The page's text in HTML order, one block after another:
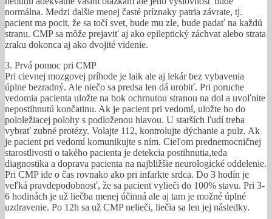
normálna. Medzi dalšie menej časté príznaky patria závrate, tj.
pacient ma pocit, že sa točí svet, bude mu zle, bude padať na každú
stranu. CMP sa môže prejaviť aj ako epileptický záchvat alebo strata
zraku dokonca aj ako dvojité videnie.
3. Prvá pomoc pri CMP
Pri cievnej mozgovej príhode je laik ale aj lekár bez vybavenia
úplne bezradný. Ale niečo sa predsa len dá urobiť. Pri poruche
vedomia pacienta uložte na bok ochrnutou stranou na dol a uvoľnite
nepostihnutú končatinu. Ak je pacient pri vedomí, uložte ho do
pololežiacej polohy s podloženou hlavou. U starších ľudí treba
vybrať zubné protézy. Volajte 112, kontrolujte dýchanie a pulz. Ak
je pacient pri vedomí komunikujte s ním. Cieľom prednemocničnej
starostlivosti o takého pacienta je detekcia postihnutia,teda
diagnostika a doprava pacienta na najbližšie neurologické oddelenie.
Pri CMP ide o čas rovnako ako pri infarkte srdca. Do 3 hodín je
veľká pravdepodobnosť, že sa pacient vylieči do 100% stavu. Pri 3-
6 hodinách je už liečba menej účinná ale aj tam je možné úplné
uzdravenie. Po 12h sa už CMP nelieči, liečia sa len jej následky.